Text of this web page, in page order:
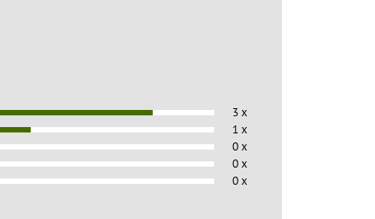
3 x
1 x
0 x
0 x
0 x